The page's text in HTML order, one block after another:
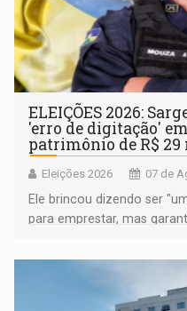
ELEIÇÕES 2026:
'erro de digitação'
patrimônio de R$
Eleições 2026 07 de
Ele brincou dizendo ser
para emprestar, mas